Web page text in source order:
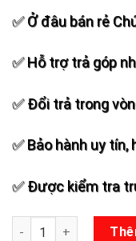
✅ Ở đâu bán rẻ
✅ Hỗ trợ trả góp
✅ Đổi trả trong
✅ Bảo hành uy
✅ Được kiểm tra
Loa kéo JBA T6C số